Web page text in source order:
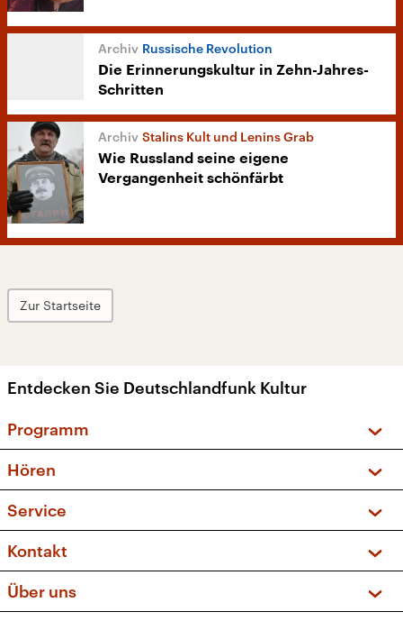
Russische Revolution
Die Erinnerungskultur in Zehn-Jahres-
Schritten
Stalins Kult und Lenins Grab
Wie Russland seine eigene
Vergangenheit schönfärbt
Zur Startseite
Entdecken Sie Deutschlandfunk Kultur
Programm
Sendungen und Podcasts
Musikliste
Kakadu – Das Kinderprogramm
Hören
Frequenzen (UKW + DAB+)
Service
FAQ
Apps
Newsletter
Kontakt
Social Media
Über uns